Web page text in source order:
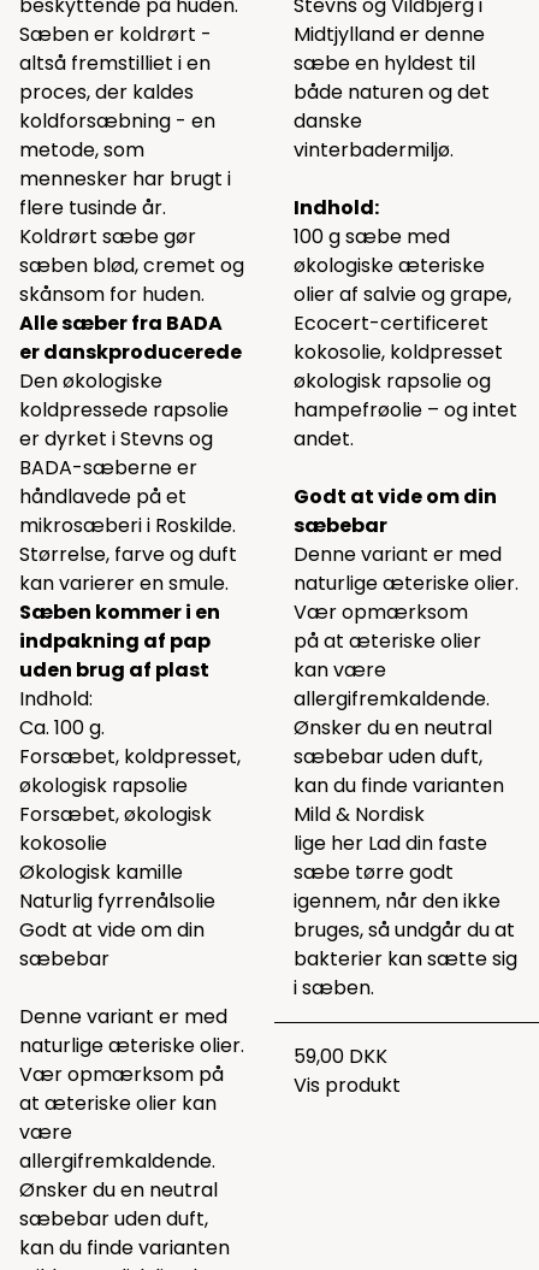
Sæben er koldrørt -
altså fremstilliet i en
proces, der kaldes
koldforsæbning - en
metode, som
mennesker har brugt i
flere tusinde år.
Koldrørt sæbe gør
sæben blød, cremet og
skånsom for huden.
Alle sæber fra BADA
er danskproducerede
Den økologiske
koldpressede rapsolie
er dyrket i Stevns og
BADA-sæberne er
håndlavede på et
mikrosæberi i Roskilde.
Størrelse, farve og duft
kan varierer en smule.
Sæben kommer i en
indpakning af pap
uden brug af plast
Indhold:
Ca. 100 g.
Forsæbet, koldpresset,
økologisk rapsolie
Forsæbet, økologisk
kokosolie
Økologisk kamille
Naturlig fyrrenålsolie
Godt at vide om din
sæbebar
Denne variant er med
naturlige æteriske olier.
Vær opmærksom på
at æteriske olier kan
være
allergifremkaldende.
Ønsker du en neutral
sæbebar uden duft,
kan du finde varianten
Midtjylland er denne
sæbe en hyldest til
både naturen og det
danske
vinterbadermiljø.
Indhold:
100 g sæbe med
økologiske æteriske
olier af salvie og grape,
Ecocert-certificeret
kokosolie, koldpresset
økologisk rapsolie og
hampefrøolie – og intet
andet.
Godt at vide om din
sæbebar
Denne variant er med
naturlige æteriske olier.
Vær opmærksom
på at æteriske olier
kan være
allergifremkaldende.
Ønsker du en neutral
sæbebar uden duft,
kan du finde varianten
Mild & Nordisk
lige her Lad din faste
sæbe tørre godt
igennem, når den ikke
bruges, så undgår du at
bakterier kan sætte sig
i sæben.
59,00 DKK
Vis produkt